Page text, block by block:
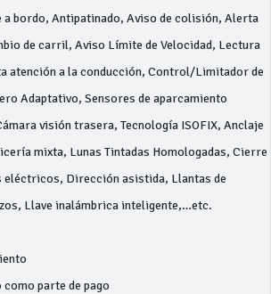
a bordo, Antipatinado, Aviso de colisión, Alerta
de carril, Aviso Límite de Velocidad, Lectura
atención a la conducción, Control/Limitador de
Adaptativo, Sensores de aparcamiento
visión trasera, Tecnología ISOFIX, Anclaje
mixta, Lunas Tintadas Homologadas, Cierre
eléctricos, Dirección asistida, Llantas de
Llave inalámbrica inteligente,…etc.
parte de pago